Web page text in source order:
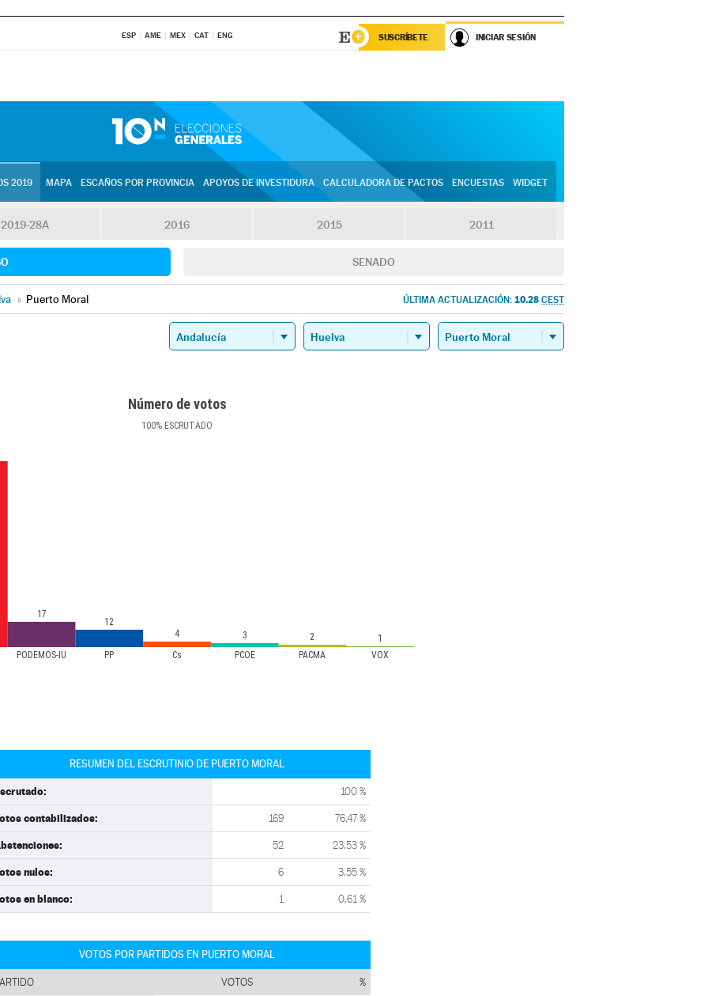
ESP AME MEX CAT ENG SUSCRÍBETE INICIAR SESIÓN
2019 MAPA ESCAÑOS POR PROVINCIA APOYOS DE INVESTIDURA CALCULADORA DE PACTOS ENCUESTAS WIDGET
2019-28A 2016 2015 2011
SENADO
» Puerto Moral ÚLTIMA ACTUALIZACIÓN: 10.28 CEST
Número de votos
100% ESCRUTADO
PODEMOS-IU PP Cs PCOE PACMA VOX
17
12
4
3 2 1
RESUMEN DEL ESCRUTINIO DE PUERTO MORAL
100 %
contabilizados: 169 76,47 %
52 23,53 %
nulos: 6 3,55 %
en blanco: 1 0,61 %
VOTOS POR PARTIDOS EN PUERTO MORAL
VOTOS %